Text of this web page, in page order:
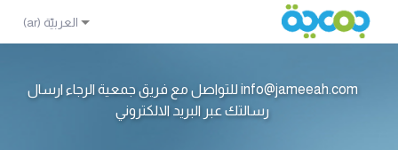
info@jameeah.com للتواصل مع فريق جمعية الرجاء ارسال
رسالتك عبر البريد الالكتروني